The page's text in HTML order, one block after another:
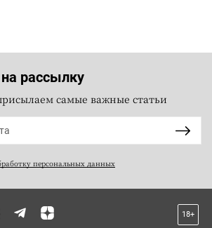
рассылку
самые важные статьи
персональных данных
18+